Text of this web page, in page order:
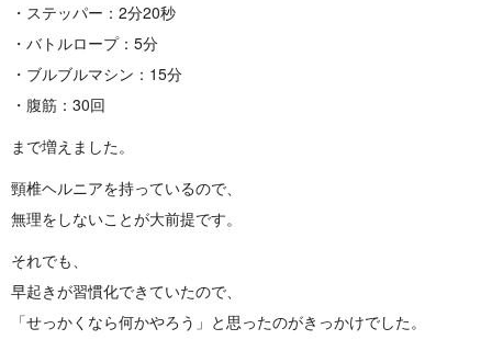
・ステッパー：2分20秒
・バトルロープ：5分
・ブルブルマシン：15分
・腹筋：30回
まで増えました。
頸椎ヘルニアを持っているので、
無理をしないことが大前提です。
それでも、
早起きが習慣化できていたので、
「せっかくなら何かやろう」と思ったのがきっかけでした。